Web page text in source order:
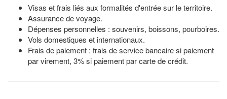
Visas et frais liés aux formalités d'entrée sur le territoire.
Assurance de voyage.
Dépenses personnelles : souvenirs, boissons, pourboires.
Vols domestiques et internationaux.
Frais de paiement : frais de service bancaire si paiement
par virement, 3% si paiement par carte de crédit.